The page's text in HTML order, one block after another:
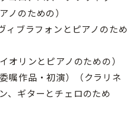
ノのための）
ィブラフォンとピアノのため
オリンとピアノのための）
嘱作品・初演）（クラリネ
、ギターとチェロのため